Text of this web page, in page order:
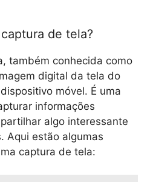
de tela?
também conhecida como
digital da tela do
móvel. É uma
informações
algo interessante
Aqui estão algumas
captura de tela: